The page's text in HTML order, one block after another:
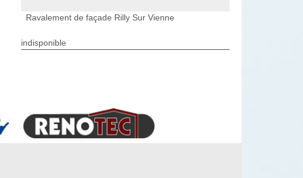
Ravalement de façade Rilly Sur Vienne
indisponible